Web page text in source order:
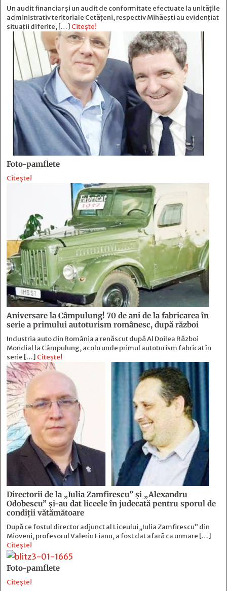
Un audit financiar și un audit de conformitate efectuate la unitățile
administrativ teritoriale Cetățeni, respectiv Mihăești au evidențiat
situații diferite, […] Citește!
Foto-pamflete
Citește!
Aniversare la Câmpulung! 70 de ani de la fabricarea în
serie a primului autoturism românesc, după război
Industria auto din România a renăscut după Al Doilea Război
Mondial la Câmpulung, acolo unde primul autoturism fabricat în
serie […] Citește!
Directorii de la „Iulia Zamfirescu” și „Alexandru
Odobescu” și-au dat liceele în judecată pentru sporul de
condiții vătămătoare
După ce fostul director adjunct al Liceului „Iulia Zamfirescu” din
Mioveni, profesorul Valeriu Fianu, a fost dat afară ca urmare […]
Citește!
Foto-pamflete
Citește!